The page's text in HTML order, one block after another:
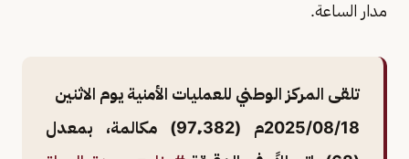
مدار الساعة.
تلقى المركز الوطني للعمليات الأمنية يوم الاثنين
2025/08/18م (97٬382) مكالمة، بمعدل